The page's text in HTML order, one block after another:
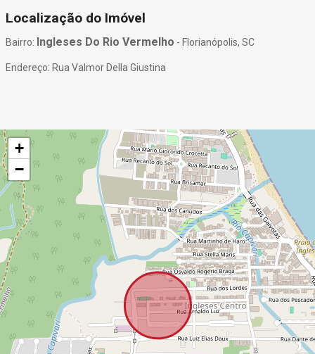
Localização do Imóvel
Bairro: Ingleses Do Rio Vermelho - Florianópolis, SC
Endereço: Rua Valmor Della Giustina
+
−